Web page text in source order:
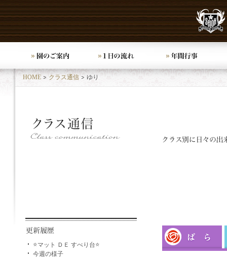
HOME クラス通信 ゆり
⭐マット ＤＥ すべり台⭐
今週の様子